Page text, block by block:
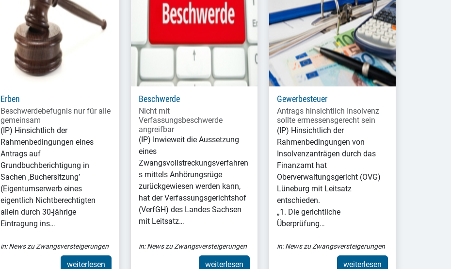
Erben
Beschwerdebefugnis nur für alle
gemeinsam
(IP) Hinsichtlich der
Rahmenbedingungen eines
Antrags auf
Grundbuchberichtigung in
Sachen ‚Buchersitzung’
(Eigentumserwerb eines
eigentlich Nichtberechtigten
allein durch 30-jährige
Eintragung ins…
in:News zu Zwangsversteigerungen
weiterlesen
Beschwerde
Nicht mit
Verfassungsbeschwerde
angreifbar
(IP) Inwieweit die Aussetzung
eines
Zwangsvollstreckungsverfahren
s mittels Anhörungsrüge
zurückgewiesen werden kann,
hat der Verfassungsgerichtshof
(VerfGH) des Landes Sachsen
mit Leitsatz…
in:News zu Zwangsversteigerungen
weiterlesen
Gewerbesteuer
Antrags hinsichtlich Insolvenz
sollte ermessensgerecht sein
(IP) Hinsichtlich der
Rahmenbedingungen von
Insolvenzanträgen durch das
Finanzamt hat
Oberverwaltungsgericht (OVG)
Lüneburg mit Leitsatz
entschieden.
„1. Die gerichtliche
Überprüfung…
in:News zu Zwangsversteigerungen
weiterlesen